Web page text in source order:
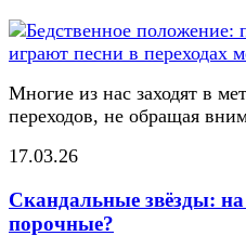
Многие из нас заходят в
переходов, не обращая
17.03.26
Скандальные звёзды:
порочные?